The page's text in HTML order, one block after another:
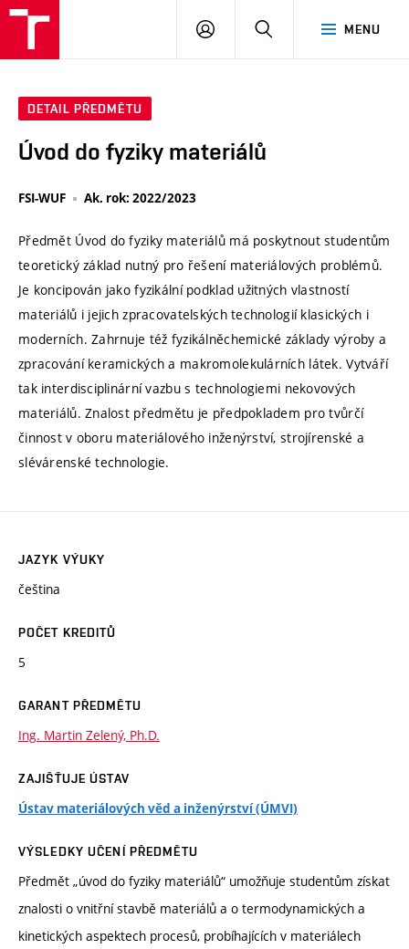
MENU
PŘIHLÁSIT
DETAIL PŘEDMĚTU
Úvod do fyziky materiálů
FSI-WUF Ak. rok: 2022/2023
Předmět Úvod do fyziky materiálů má poskytnout studentům
teoretický základ nutný pro řešení materiálových problémů.
Je koncipován jako fyzikální podklad užitných vlastností
materiálů i jejich zpracovatelských technologií klasických i
moderních. Zahrnuje též fyzikálněchemické základy výroby a
zpracování keramických a makromolekulárních látek. Vytváří
tak interdisciplinární vazbu s technologiemi nekovových
materiálů. Znalost předmětu je předpokladem pro tvůrčí
činnost v oboru materiálového inženýrství, strojírenské a
slévárenské technologie.
JAZYK VÝUKY
čeština
POČET KREDITŮ
5
GARANT PŘEDMĚTU
Ing. Martin Zelený, Ph.D.
ZAJIŠŤUJE ÚSTAV
Ústav materiálových věd a inženýrství (ÚMVI)
VÝSLEDKY UČENÍ PŘEDMĚTU
Předmět „úvod do fyziky materiálů“ umožňuje studentům získat
znalosti o vnitřní stavbě materiálů a o termodynamických a
kinetických aspektech procesů, probíhajících v materiálech